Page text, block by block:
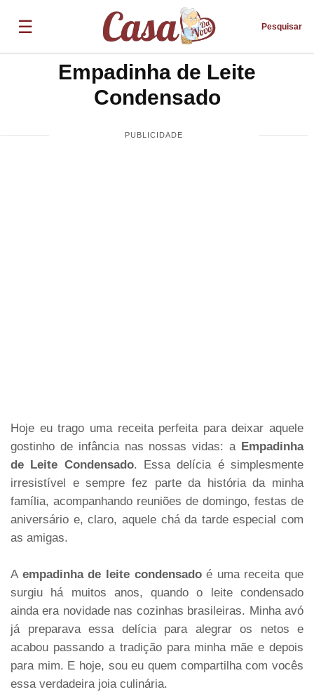
☰ Pesquisar
Empadinha de Leite
Condensado
Hoje eu trago uma receita perfeita para deixar aquele
gostinho de infância nas nossas vidas: a Empadinha
de Leite Condensado. Essa delícia é simplesmente
irresistível e sempre fez parte da história da minha
família, acompanhando reuniões de domingo, festas de
aniversário e, claro, aquele chá da tarde especial com
as amigas.
A empadinha de leite condensadoé uma receita que
surgiu há muitos anos, quando o leite condensado
ainda era novidade nas cozinhas brasileiras. Minha avó
já preparava essa delícia para alegrar os netos e
acabou passando a tradição para minha mãe e depois
para mim. E hoje, sou eu quem compartilha com vocês
essa verdadeira joia culinária.